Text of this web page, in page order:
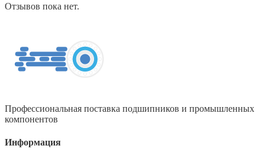
Отзывов пока нет.
Профессиональная поставка подшипников и промышленных
компонентов
Информация